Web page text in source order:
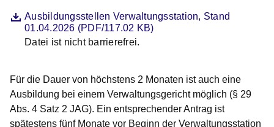
DateiAusbildungsstellen Verwaltungsstation, Stand
01.04.2026 (PDF/117.02 KB)
Öffnet sich in einem neuen Fenster
Beschreibung
Datei ist nicht barrierefrei.
Für die Dauer von höchstens 2 Monaten ist auch eine
Ausbildung bei einem Verwaltungsgericht möglich (§ 29
Abs. 4 Satz 2 JAG). Ein entsprechender Antrag ist
spätestens fünf Monate vor Beginn der Verwaltungsstation